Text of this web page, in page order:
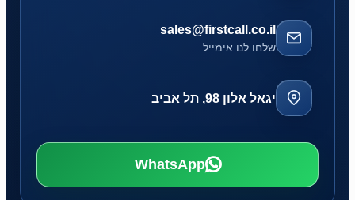
sales@firstcall.co.il
שלחו לנו אימייל
יגאל אלון 98, תל אביב
WhatsApp